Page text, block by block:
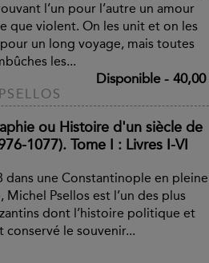
l’un pour l’autre un amour
que violent. On les unit et on les
un long voyage, mais toutes
les...
Disponible- 40,00
ou Histoire d'un siècle de
1077). Tome I : Livres I-VI
dans une Constantinople en pleine
Michel Psellos est l’un des plus
dont l’histoire politique et
conservé le souvenir...